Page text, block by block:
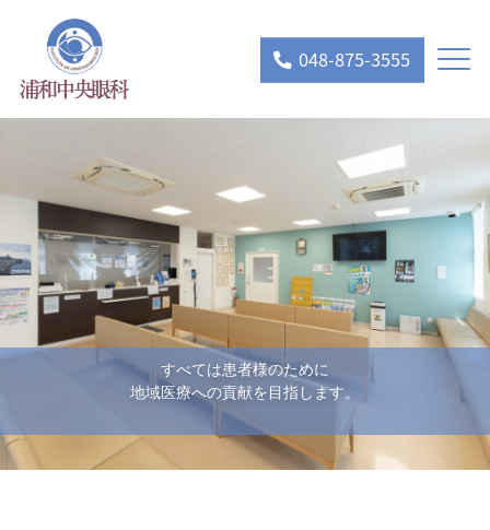
048-875-3555
すべては患者様のために
地域医療への貢献を目指します。